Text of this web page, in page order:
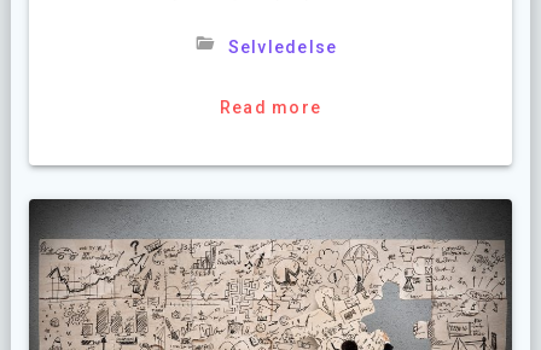
Selvledelse
Read more